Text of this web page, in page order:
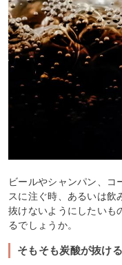
ビールやシャンパン、コ
スに注ぐ時、あるいは飲
抜けないようにしたいも
るでしょうか。
そもそも炭酸が抜け